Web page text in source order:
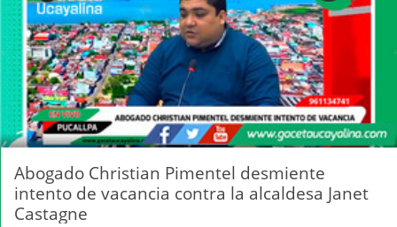
Abogado Christian Pimentel desmiente
intento de vacancia contra la alcaldesa Janet
Castagne